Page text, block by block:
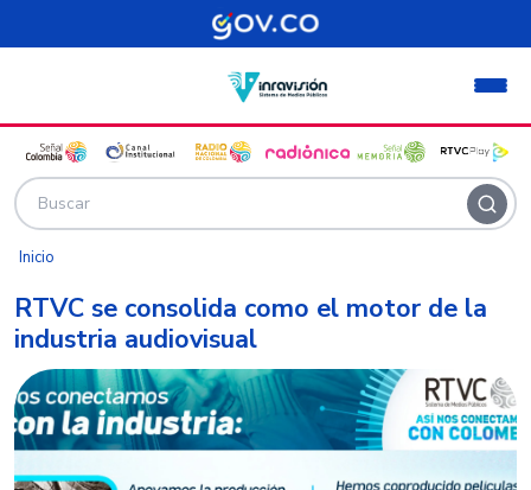
Pasar al contenido principal
Inicio
RTVC se consolida como el motor de la
industria audiovisual